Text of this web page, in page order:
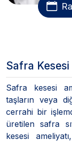
Safra
Safra kesesi
taşların veya
cerrahi bir
üretilen safra
kesesi